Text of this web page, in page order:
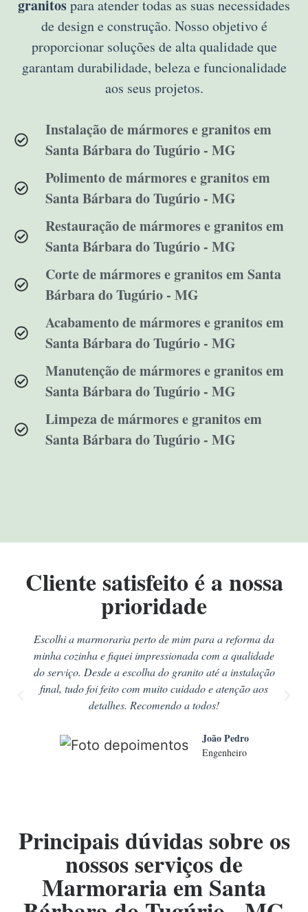
granitospara atender todas as suas necessidades
de design e construção. Nosso objetivo é
proporcionar soluções de alta qualidade que
garantam durabilidade, beleza e funcionalidade
aos seus projetos.
Instalação de mármores e granitos em
Santa Bárbara do Tugúrio - MG
Polimento de mármores e granitos em
Santa Bárbara do Tugúrio - MG
Restauração de mármores e granitos em
Santa Bárbara do Tugúrio - MG
Corte de mármores e granitos em Santa
Bárbara do Tugúrio - MG
Acabamento de mármores e granitos em
Santa Bárbara do Tugúrio - MG
Manutenção de mármores e granitos em
Santa Bárbara do Tugúrio - MG
Limpeza de mármores e granitos em
Santa Bárbara do Tugúrio - MG
Cliente satisfeito é a nossa
prioridade
Escolhi a marmoraria perto de mim para a reforma da
minha cozinha e fiquei impressionada com a qualidade
do serviço. Desde a escolha do granito até a instalação
final, tudo foi feito com muito cuidado e atenção aos
detalhes. Recomendo a todos!
João Pedro
Engenheiro
Principais dúvidas sobre os
nossos serviços de
Marmoraria em Santa